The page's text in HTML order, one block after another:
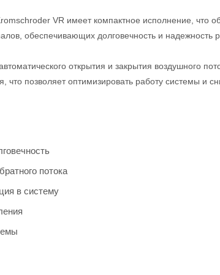
VR имеет компактное исполнение, что
обеспечивающих долговечность и надежность
открытия и закрытия воздушного
что позволяет оптимизировать работу системы и
потока
в систему